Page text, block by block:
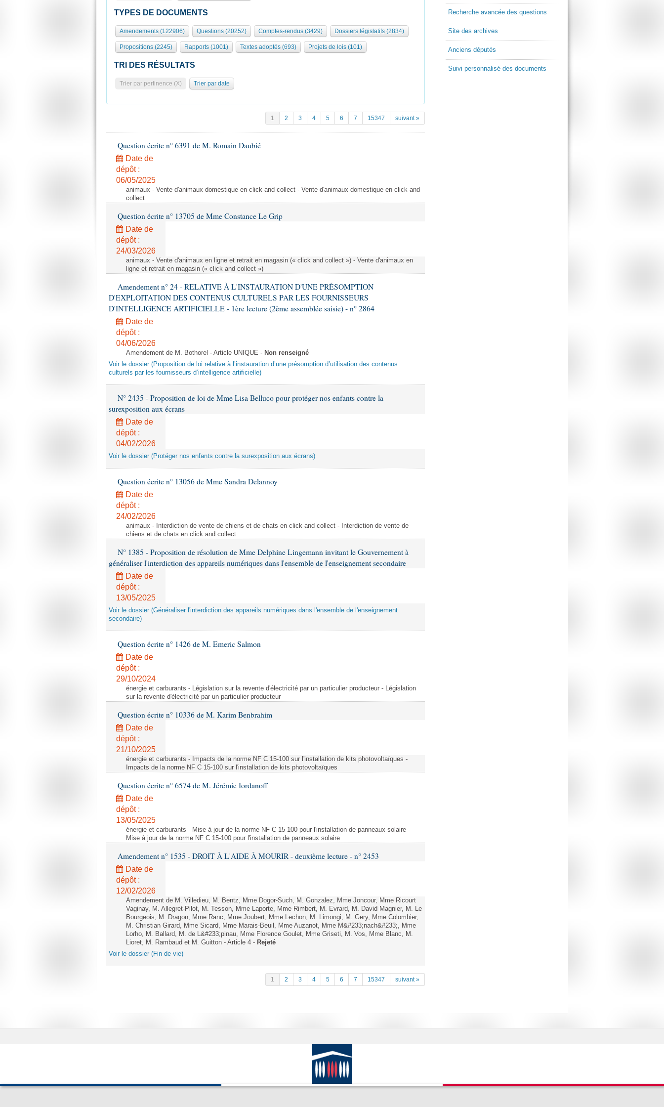
TYPES DE DOCUMENTS
Amendements (122906) Questions (20252) Comptes-rendus (3429) Dossiers législatifs (2834)
Propositions (2245) Rapports (1001) Textes adoptés (693) Projets de lois (101)
TRI DES RÉSULTATS
Trier par pertinence (X) Trier par date
1 2 3 4 5 6 7 15347 suivant »
Question écrite n° 6391 de M. Romain Daubié
Date de
dépôt :
06/05/2025
animaux - Vente d'animaux domestique en click and collect - Vente d'animaux domestique en click and
collect
Question écrite n° 13705 de Mme Constance Le Grip
Date de
dépôt :
24/03/2026
animaux - Vente d'animaux en ligne et retrait en magasin (« click and collect ») - Vente d'animaux en
ligne et retrait en magasin (« click and collect »)
Amendement n° 24 - RELATIVE À L'INSTAURATION D'UNE PRÉSOMPTION
D'EXPLOITATION DES CONTENUS CULTURELS PAR LES FOURNISSEURS
D'INTELLIGENCE ARTIFICIELLE - 1ère lecture (2ème assemblée saisie) - n° 2864
Date de
dépôt :
04/06/2026
Amendement de M. Bothorel - Article UNIQUE - Non renseigné
Voir le dossier (Proposition de loi relative à l’instauration d’une présomption d’utilisation des contenus
culturels par les fournisseurs d’intelligence artificielle)
N° 2435 - Proposition de loi de Mme Lisa Belluco pour protéger nos enfants contre la
surexposition aux écrans
Date de
dépôt :
04/02/2026
Voir le dossier (Protéger nos enfants contre la surexposition aux écrans)
Question écrite n° 13056 de Mme Sandra Delannoy
Date de
dépôt :
24/02/2026
animaux - Interdiction de vente de chiens et de chats en click and collect - Interdiction de vente de
chiens et de chats en click and collect
N° 1385 - Proposition de résolution de Mme Delphine Lingemann invitant le Gouvernement à
généraliser l'interdiction des appareils numériques dans l'ensemble de l'enseignement secondaire
Date de
dépôt :
13/05/2025
Voir le dossier (Généraliser l'interdiction des appareils numériques dans l'ensemble de l'enseignement
secondaire)
Question écrite n° 1426 de M. Emeric Salmon
Date de
dépôt :
29/10/2024
énergie et carburants - Législation sur la revente d'électricité par un particulier producteur - Législation
sur la revente d'électricité par un particulier producteur
Question écrite n° 10336 de M. Karim Benbrahim
Date de
dépôt :
21/10/2025
énergie et carburants - Impacts de la norme NF C 15-100 sur l'installation de kits photovoltaïques -
Impacts de la norme NF C 15-100 sur l'installation de kits photovoltaïques
Question écrite n° 6574 de M. Jérémie Iordanoff
Date de
dépôt :
13/05/2025
énergie et carburants - Mise à jour de la norme NF C 15-100 pour l'installation de panneaux solaire -
Mise à jour de la norme NF C 15-100 pour l'installation de panneaux solaire
Amendement n° 1535 - DROIT À L'AIDE À MOURIR - deuxième lecture - n° 2453
Date de
dépôt :
12/02/2026
Amendement de M. Villedieu, M. Bentz, Mme Dogor-Such, M. Gonzalez, Mme Joncour, Mme Ricourt
Vaginay, M. Allegret-Pilot, M. Tesson, Mme Laporte, Mme Rimbert, M. Evrard, M. David Magnier, M. Le
Bourgeois, M. Dragon, Mme Ranc, Mme Joubert, Mme Lechon, M. Limongi, M. Gery, Mme Colombier,
M. Christian Girard, Mme Sicard, Mme Marais-Beuil, Mme Auzanot, Mme M&#233;nach&#233;, Mme
Lorho, M. Ballard, M. de L&#233;pinau, Mme Florence Goulet, Mme Griseti, M. Vos, Mme Blanc, M.
Lioret, M. Rambaud et M. Guitton - Article 4 - Rejeté
Voir le dossier (Fin de vie)
1 2 3 4 5 6 7 15347 suivant »
Recherche avancée des questions
Site des archives
Anciens députés
Suivi personnalisé des documents